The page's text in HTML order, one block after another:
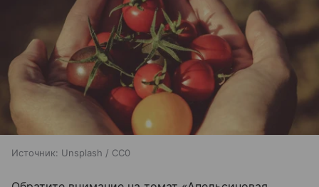
Источник: Unsplash / CC0